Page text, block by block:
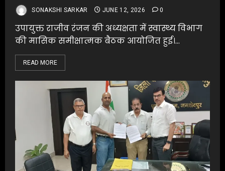
SONAKSHI SARKAR JUNE 12, 2026 0
उपायुक्त राजीव रंजन की अध्यक्षता में स्वास्थ्य विभाग
की मासिक समीक्षात्मक बैठक आयोजित हुई।...
READ MORE